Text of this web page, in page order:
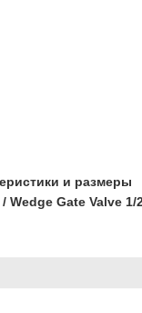
и размеры
Gate Valve 1/